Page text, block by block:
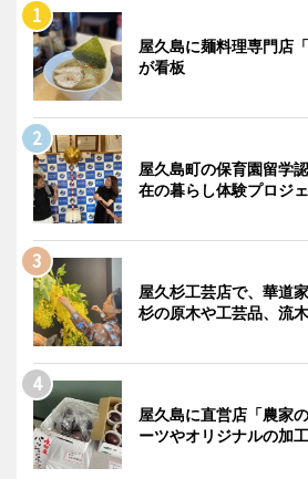
屋久島に麺料理専門店
が看板
屋久島町の保育園留学
在の暮らし体験プロジ
屋久杉工芸店で、華道
杉の原木や工芸品、流
屋久島に直営店「農家
ーツやオリジナルの加